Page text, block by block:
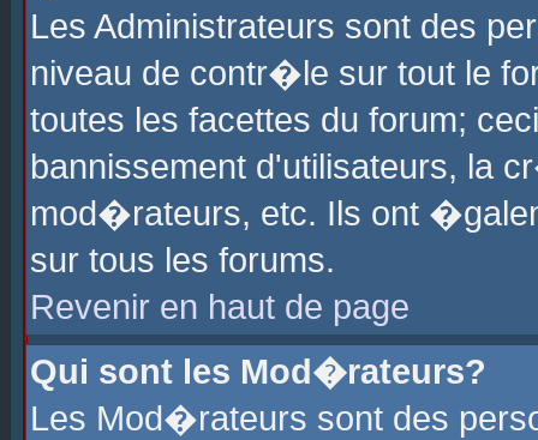
Les Administrateurs sont des
niveau de contr�le sur tout le
toutes les facettes du forum;
bannissement d'utilisateurs, la
mod�rateurs, etc. Ils ont
sur tous les forums.
Revenir en haut de page
Qui sont les Mod�rateurs?
Les Mod�rateurs sont des